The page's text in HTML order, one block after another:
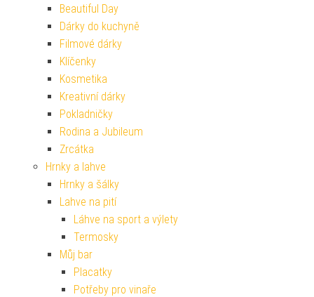
Beautiful Day
Dárky do kuchyně
Filmové dárky
Klíčenky
Kosmetika
Kreativní dárky
Pokladničky
Rodina a Jubileum
Zrcátka
Hrnky a lahve
Hrnky a šálky
Lahve na pití
Láhve na sport a výlety
Termosky
Můj bar
Placatky
Potřeby pro vinaře